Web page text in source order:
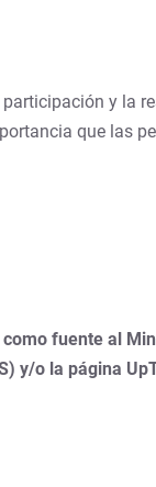
y la
que las
fuente al
y/o la página